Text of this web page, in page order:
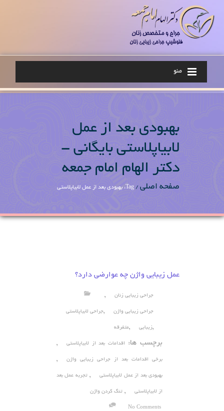
منو
بهبودی بعد از عمل
لابیاپلاستی بایگانی -
دکتر الهام امام جمعه
صفحه اصلی / Tag: بهبودی بعد از عمل لابیاپلاستی
عمل زیبایی واژن چه عوارضی دارد؟
جراحی زیبایی زنان ,
جراحی زیبایی واژن ,جراحی لابیاپلاستی
,زیبایی ,متفرقه
برچسب ها: اقدامات بعد از لابیاپلاستی ,
برخی اقدامات بعد از جراحی زیبایی واژن ,
بهبودی بعد از عمل لابیاپلاستی ,تجربه عمل بعد
از لابیاپلاستی , تنگ کردن واژن
No Comments